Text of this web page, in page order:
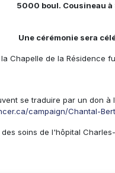
5000 boul. Cousineau
Une cérémonie sera
Chapelle de la Résidence
se traduire par un don à
campaign/Chantal-
soins de l'hôpital